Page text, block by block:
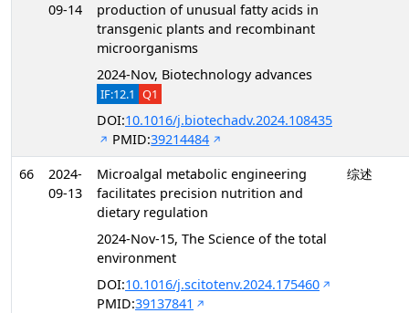
09-14
production of unusual fatty acids in
transgenic plants and recombinant
microorganisms
2024-Nov, Biotechnology advances
IF:12.1 Q1
DOI:10.1016/j.biotechadv.2024.108435
PMID:39214484
66
2024-
09-13
Microalgal metabolic engineering
facilitates precision nutrition and
dietary regulation
2024-Nov-15, The Science of the total
environment
DOI:10.1016/j.scitotenv.2024.175460
PMID:39137841
综述